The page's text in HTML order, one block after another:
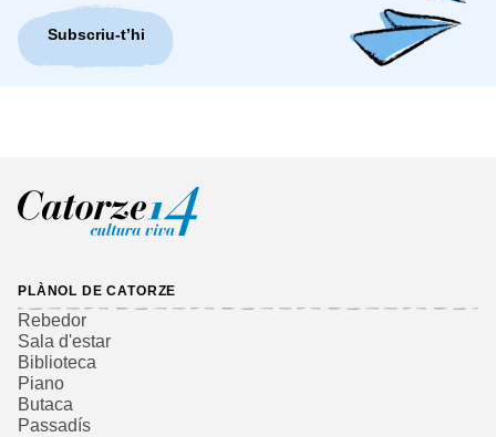
Subscriu-t’hi
PLÀNOL DE CATORZE
Rebedor
Sala d'estar
Biblioteca
Piano
Butaca
Passadís